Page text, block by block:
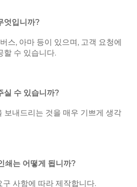
엇입니까?
스, 아마 등이 있으며, 고객 요청에
할 수 있습니다.
실 수 있습니까?
보내드리는 것을 매우 기쁘게 생각
쇄는 어떻게 됩니까?
사항에 따라 제작합니다.